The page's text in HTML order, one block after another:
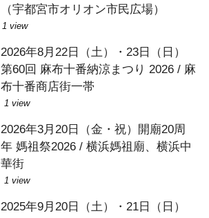
（宇都宮市オリオン市民広場）
1 view
2026年8月22日（土）・23日（日）
第60回 麻布十番納涼まつり 2026 / 麻
布十番商店街一帯
1 view
2026年3月20日（金・祝）開廟20周
年 媽祖祭2026 / 横浜媽祖廟、横浜中
華街
1 view
2025年9月20日（土）・21日（日）